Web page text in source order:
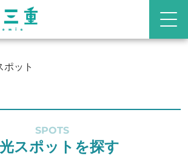
ポット
SPOTS
スポットを探す